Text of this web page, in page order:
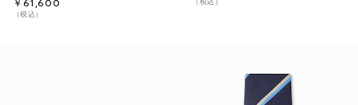
￥61,600
（税込）